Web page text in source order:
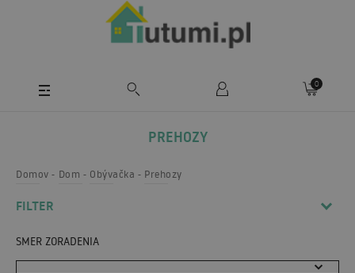
0
PREHOZY
Domov Dom Obývačka Prehozy
FILTER
SMER ZORADENIA